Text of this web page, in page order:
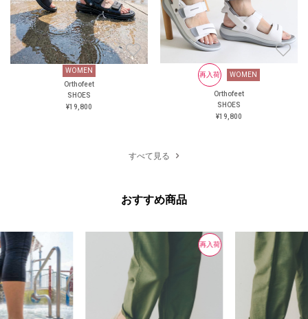
WOMEN
Orthofeet
SHOES
¥19,800
再入荷 WOMEN
Orthofeet
SHOES
¥19,800
すべて見る
再入荷 WOMEN
Orthofeet
SHOES
WOMEN
Orthofeet
SHOES
¥19,800
おすすめ商品
再入荷